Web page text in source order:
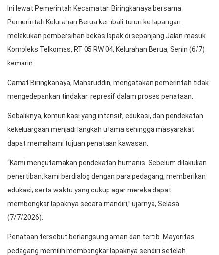
Ini lewat Pemerintah Kecamatan Biringkanaya bersama
Pemerintah Kelurahan Berua kembali turun ke lapangan
melakukan pembersihan bekas lapak di sepanjang Jalan masuk
Kompleks Telkomas, RT 05 RW 04, Kelurahan Berua, Senin (6/7)
kemarin.
Camat Biringkanaya, Maharuddin, mengatakan pemerintah tidak
mengedepankan tindakan represif dalam proses penataan.
Sebaliknya, komunikasi yang intensif, edukasi, dan pendekatan
kekeluargaan menjadi langkah utama sehingga masyarakat
dapat memahami tujuan penataan kawasan.
“Kami mengutamakan pendekatan humanis. Sebelum dilakukan
penertiban, kami berdialog dengan para pedagang, memberikan
edukasi, serta waktu yang cukup agar mereka dapat
membongkar lapaknya secara mandiri,” ujarnya, Selasa
(7/7/2026).
Penataan tersebut berlangsung aman dan tertib. Mayoritas
pedagang memilih membongkar lapaknya sendiri setelah